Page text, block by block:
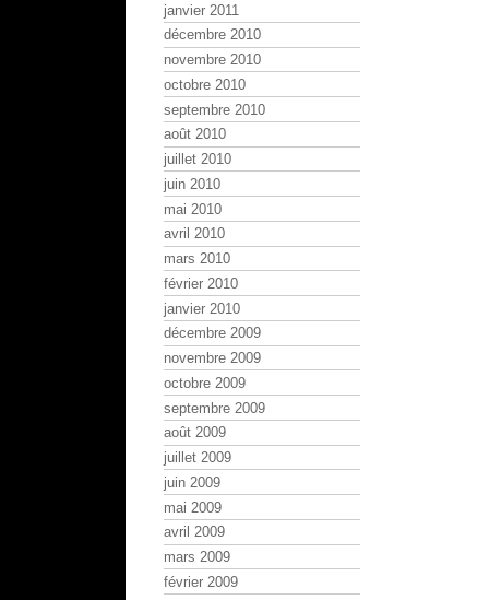
janvier 2011
décembre 2010
novembre 2010
octobre 2010
septembre 2010
août 2010
juillet 2010
juin 2010
mai 2010
avril 2010
mars 2010
février 2010
janvier 2010
décembre 2009
novembre 2009
octobre 2009
septembre 2009
août 2009
juillet 2009
juin 2009
mai 2009
avril 2009
mars 2009
février 2009